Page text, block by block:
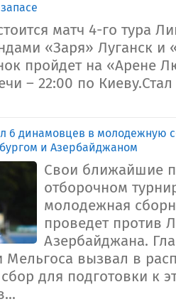
матч 4-го тура
«Заря» Луганск и
пройдет на «Арене
– 22:00 по
6 динамовцев в молодежную
и Азербайджаном
Свои ближайшие
отборочном
молодежная
проведет против
Азербайджана.
Мельгоса вызвал в
для подготовки к